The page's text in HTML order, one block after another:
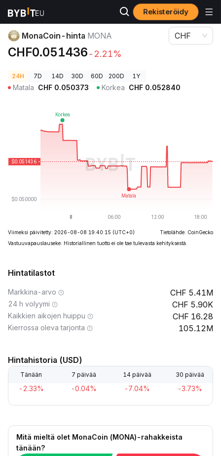
Rekisteröidy
Kryptohinnat
MonaCoin-hinta MONA
CHF0.051436-2.21%
CHF
24H 7D 14D 30D 60D 200D 1Y
Matala CHF 0.050373 Korkea CHF 0.052840
Viimeksi päivitetty: 2026-08-08 19:40:15 (UTC+0)
Tietolähde: CoinGecko
Vastuuvapauslauseke: Historiallinen tuotto ei ole tae tulevasta kehityksestä.
Hintatilastot
Markkina-arvo 5.41M
24 h volyymi 5.90K
Kaikkien aikojen huippu 16.28
Kierrossa oleva tarjonta 105.12M
Hintahistoria (USD)
Tänään 7 päivää 14 päivää 30 päivää
-2.33% -0.04% -7.04% -3.73%
Mitä mieltä olet MonaCoin (MONA)-rahakkeista
tänään?